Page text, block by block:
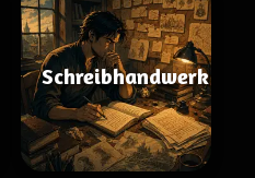
Schreibhandwerk